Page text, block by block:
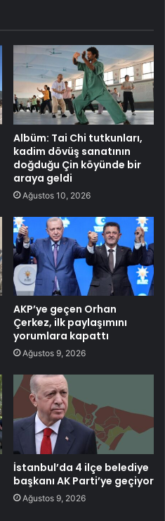
Albüm: Tai Chi tutkunları,
kadim dövüş sanatının
doğduğu Çin köyünde bir
araya geldi
Ağustos 10, 2026
AKP’ye geçen Orhan
Çerkez, ilk paylaşımını
yorumlara kapattı
Ağustos 9, 2026
İstanbul’da 4 ilçe belediye
başkanı AK Parti’ye geçiyor
Ağustos 9, 2026